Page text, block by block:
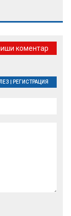
коментар
РЕГИСТРАЦИЯ